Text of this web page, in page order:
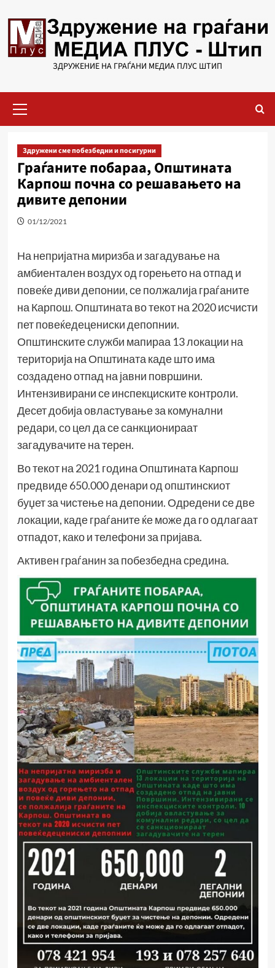
to
content
ЗДРУЖЕНИЕ НА ГРАЃАНИ МЕДИА ПЛУС ШТИП
Menu
Здружени сме побезбедни и посигурни
Граѓаните побараа, Општината
Карпош почна со решавањето на
дивите депонии
01/12/2021
На непријатна миризба и загадување на
амбиентален воздух од горењето на отпад и
повеќе диви депонии, се полжалија граѓаните
на Карпош. Општината во текот на 2020 исчисти
пет повеќедецениски депопнии.
Општинските служби мапираа 13 локации на
територија на Општината каде што има
создадено отпад на јавни површини.
Интензивирани се инспекциските контроли.
Десет добија овластување за комунални
редари, со цел да се санкционираат
загадувачите на терен.
Во текот на 2021 година Општината Карпош
предвиде 650.000 денари од општинскиот
буџет за чистење на депонии. Одредени се две
локации, каде граѓаните ќе може да го одлагаат
отпадот, како и телефони за пријава.
Активен граѓанин за побезбедна средина.